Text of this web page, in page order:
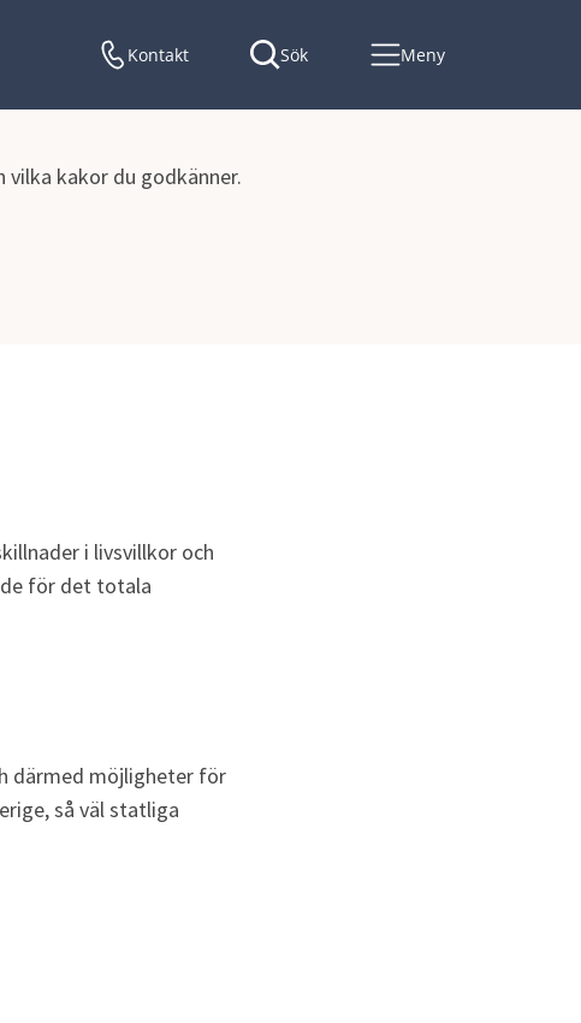
kakor du godkänner.
Kontakt Sök Meny
i livsvillkor och
för det totala
därmed möjligheter för
så väl statliga